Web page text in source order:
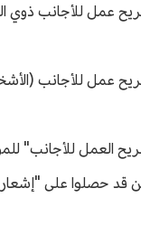
عمل للأجانب
للأجانب"
قد حصلوا على